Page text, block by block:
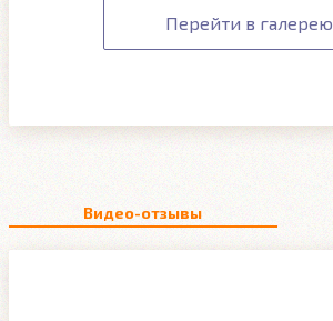
Перейти в галерею
Видео-отзывы